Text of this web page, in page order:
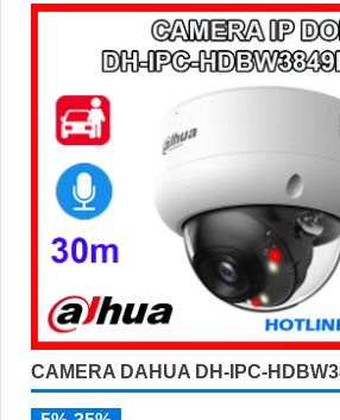
tăng độ chính xác trong cảnh báo an
CAMERA DAHUA DH-IPC-